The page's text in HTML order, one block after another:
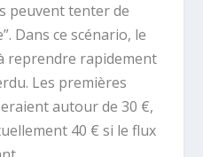
peuvent tenter de
Dans ce scénario, le
reprendre rapidement
Les premières
autour de 30 €,
40 € si le flux